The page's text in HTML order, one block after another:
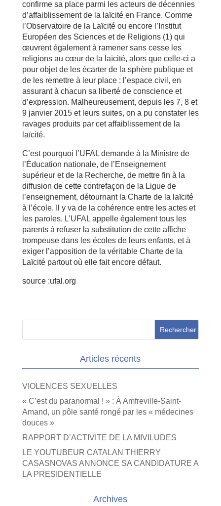
confirme sa place parmi les acteurs de décennies
d’affaiblissement de la laïcité en France. Comme
l’Observatoire de la Laïcité ou encore l’Institut
Européen des Sciences et de Religions (1) qui
œuvrent également à ramener sans cesse les
religions au cœur de la laïcité, alors que celle-ci a
pour objet de les écarter de la sphère publique et
de les remettre à leur place : l’espace civil, en
assurant à chacun sa liberté de conscience et
d’expression. Malheureusement, depuis les 7, 8 et
9 janvier 2015 et leurs suites, on a pu constater les
ravages produits par cet affaiblissement de la
laïcité.
C’est pourquoi l’UFAL demande à la Ministre de
l’Éducation nationale, de l’Enseignement
supérieur et de la Recherche, de mettre fin à la
diffusion de cette contrefaçon de la Ligue de
l’enseignement, détournant la Charte de la laïcité
à l’école. Il y va de la cohérence entre les actes et
les paroles. L’UFAL appelle également tous les
parents à refuser la substitution de cette affiche
trompeuse dans les écoles de leurs enfants, et à
exiger l’apposition de la véritable Charte de la
Laïcité partout où elle fait encore défaut.
source :ufal.org
Articles récents
VIOLENCES SEXUELLES
« C’est du paranormal ! » : À Amfreville-Saint-
Amand, un pôle santé rongé par les « médecines
douces »
RAPPORT D’ACTIVITE DE LA MIVILUDES
LE YOUTUBEUR CATALAN THIERRY
CASASNOVAS ANNONCE SA CANDIDATURE A
LA PRESIDENTIELLE
Archives